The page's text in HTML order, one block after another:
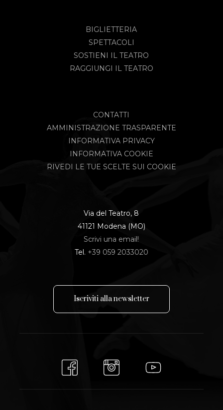
BIGLIETTERIA
SPETTACOLI
SOSTIENI IL TEATRO
RAGGIUNGI IL TEATRO
CONTATTI
AMMINISTRAZIONE TRASPARENTE
INFORMATIVA PRIVACY
INFORMATIVA COOKIE
RIVEDI LE TUE SCELTE SUI COOKIE
Via del Teatro, 8
41121 Modena (MO)
Scrivi una email!
Tel. +39 059 2033020
Iscriviti allanewsletter